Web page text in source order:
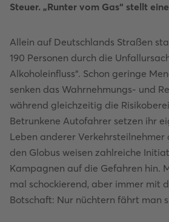
Steuer. „Runter vom Gas“ stellt
Allein auf Deutschlands Straßen
190 Personen durch die
Alkoholeinfluss“. Schon geringe
senken das Wahrnehmungs- und
während gleichzeitig die
Betrunkene Autofahrer setzen ihr
Leben anderer Verkehrsteilnehmer
den Globus weisen zahlreiche
Kampagnen auf die Gefahren hin.
mal schockierend, aber immer mit
Botschaft: Nur nüchtern fährt man